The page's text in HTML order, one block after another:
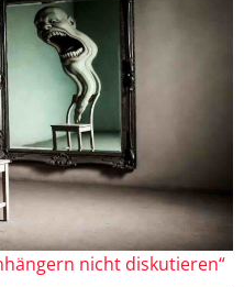
nicht diskutieren“